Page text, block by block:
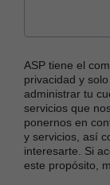
ASP tiene el
privacidad y
administrar tu
servicios que
ponernos en
y servicios, así
interesarte. Si
este propósito,